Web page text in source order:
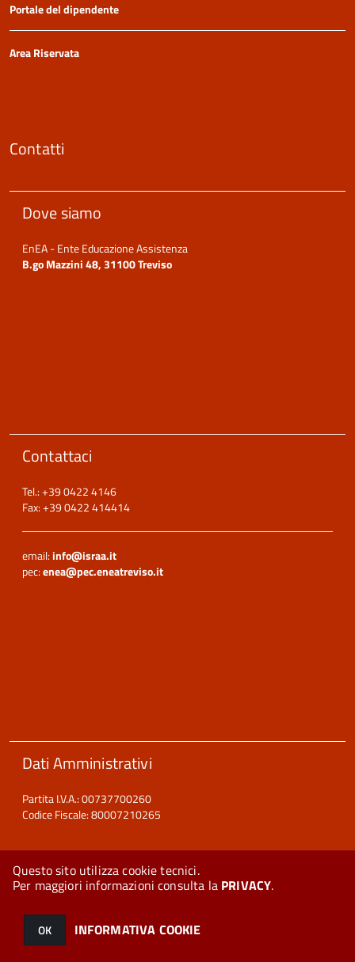
Questo sito utilizza cookie tecnici.
Per maggiori informazioni consulta la PRIVACY.
OK INFORMATIVA COOKIE
Portale del dipendente
Area Riservata
Contatti
Dove siamo
EnEA - Ente Educazione Assistenza
B.go Mazzini 48, 31100 Treviso
Contattaci
Tel.: +39 0422 4146
Fax: +39 0422 414414
email:info@israa.it
pec:enea@pec.eneatreviso.it
Dati Amministrativi
Partita I.V.A.: 00737700260
Codice Fiscale: 80007210265
Note legali-Privacy